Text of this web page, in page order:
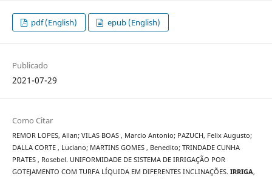
pdf (English) epub (English)
Publicado
2021-07-29
Como Citar
REMOR LOPES, Allan; VILAS BOAS , Marcio Antonio; PAZUCH, Felix Augusto;
DALLA CORTE , Luciano; MARTINS GOMES , Benedito; TRINDADE CUNHA
PRATES , Rosebel. UNIFORMIDADE DE SISTEMA DE IRRIGAÇÃO POR
GOTEJAMENTO COM TURFA LÍQUIDA EM DIFERENTES INCLINAÇÕES. IRRIGA,